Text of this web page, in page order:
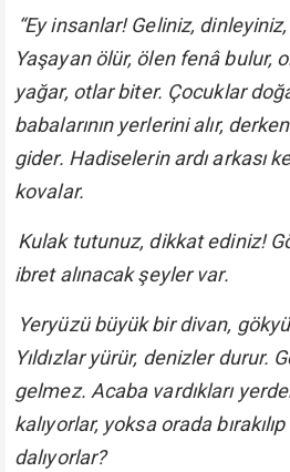
“Ey insanlar! Geliniz,
Yaşayan ölür, ölen fenâ bulur,
yağar, otlar biter. Çocuklar
babalarının yerlerini alır,
gider. Hadiselerin ardı arkası
kovalar.
Kulak tutunuz, dikkat ediniz!
ibret alınacak şeyler var.
Yeryüzü büyük bir divan,
Yıldızlar yürür, denizler durur.
gelmez. Acaba vardıkları
kalıyorlar, yoksa orada
dalıyorlar?